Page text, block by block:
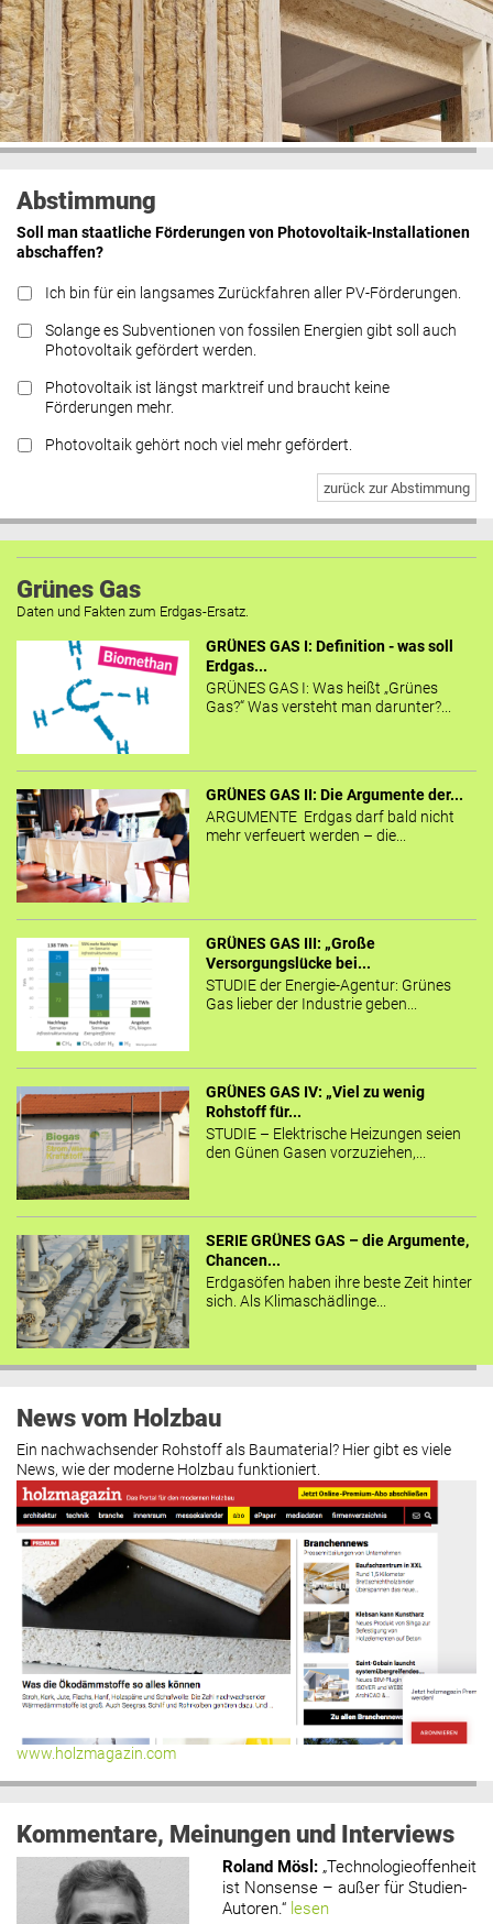
Abstimmung
Soll man staatliche Förderungen von Photovoltaik-Installationen
abschaffen?
Ich bin für ein langsames Zurückfahren aller PV-Förderungen.
Solange es Subventionen von fossilen Energien gibt soll auch
Photovoltaik gefördert werden.
Photovoltaik ist längst marktreif und braucht keine
Förderungen mehr.
Photovoltaik gehört noch viel mehr gefördert.
zurück zur Abstimmung
Grünes Gas
Daten und Fakten zum Erdgas-Ersatz.
GRÜNES GAS I: Definition - was soll
Erdgas...
GRÜNES GAS I: Was heißt „Grünes
Gas?“ Was versteht man darunter?...
GRÜNES GAS II: Die Argumente der...
ARGUMENTE Erdgas darf bald nicht
mehr verfeuert werden – die...
GRÜNES GAS III: „Große
Versorgungslücke bei...
STUDIE der Energie-Agentur: Grünes
Gas lieber der Industrie geben...
GRÜNES GAS IV: „Viel zu wenig
Rohstoff für...
STUDIE – Elektrische Heizungen seien
den Günen Gasen vorzuziehen,...
SERIE GRÜNES GAS – die Argumente,
Chancen...
Erdgasöfen haben ihre beste Zeit hinter
sich. Als Klimaschädlinge...
News vom Holzbau
Ein nachwachsender Rohstoff als Baumaterial? Hier gibt es viele
News, wie der moderne Holzbau funktioniert.
www.holzmagazin.com
Kommentare, Meinungen und Interviews
Roland Mösl : „Technologieoffenheit
ist Nonsense – außer für Studien-
Autoren.“ lesen